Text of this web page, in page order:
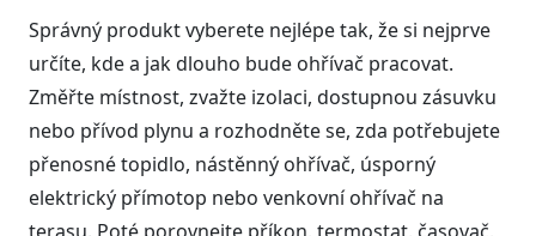
Správný produkt vyberete nejlépe tak, že si nejprve
určíte, kde a jak dlouho bude ohřívač pracovat.
Změřte místnost, zvažte izolaci, dostupnou zásuvku
nebo přívod plynu a rozhodněte se, zda potřebujete
přenosné topidlo, nástěnný ohřívač, úsporný
elektrický přímotop nebo venkovní ohřívač na
terasu. Poté porovnejte příkon, termostat, časovač,